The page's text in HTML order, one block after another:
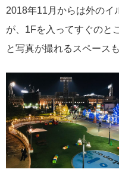
2018年11月からは外のイ
が、1Fを入ってすぐのと
と写真が撮れるスペース